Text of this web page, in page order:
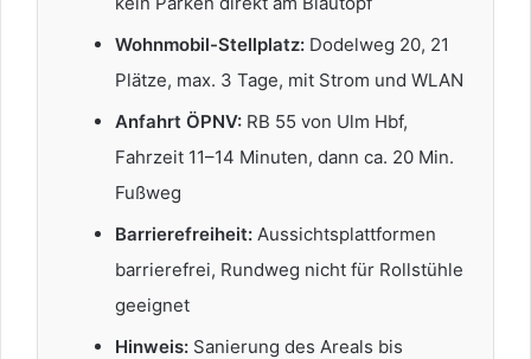
Wohnmobil-Stellplatz: Dodelweg 20, 21
Plätze, max. 3 Tage, mit Strom und WLAN
Anfahrt ÖPNV: RB 55 von Ulm Hbf,
Fahrzeit 11–14 Minuten, dann ca. 20 Min.
Fußweg
Barrierefreiheit: Aussichtsplattformen
barrierefrei, Rundweg nicht für Rollstühle
geeignet
Hinweis: Sanierung des Areals bis